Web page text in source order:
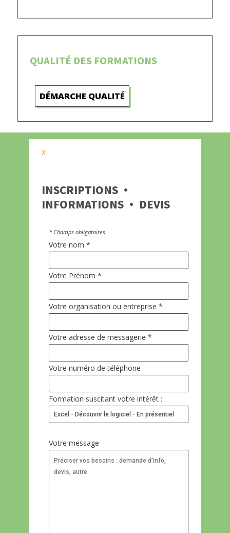
QUALITÉ DES FORMATIONS
DÉMARCHE QUALITÉ
X
INSCRIPTIONS ·
INFORMATIONS · DEVIS
* Champs obligatoires
Votre nom *
Votre Prénom *
Votre organisation ou entreprise *
Votre adresse de messagerie *
Votre numéro de téléphone
Formation suscitant votre intérêt :
Votre message